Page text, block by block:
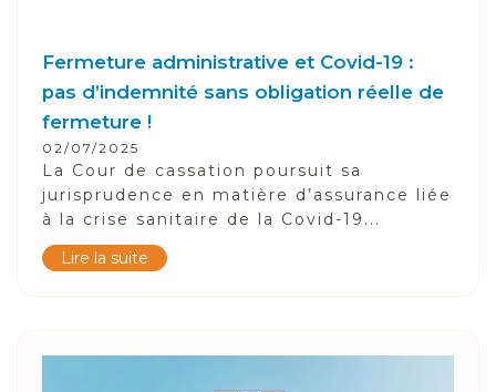
Fermeture administrative et Covid-19 :
pas d’indemnité sans obligation réelle de
fermeture !
02/07/2025
La Cour de cassation poursuit sa
jurisprudence en matière d’assurance liée
à la crise sanitaire de la Covid-19...
Lire la suite